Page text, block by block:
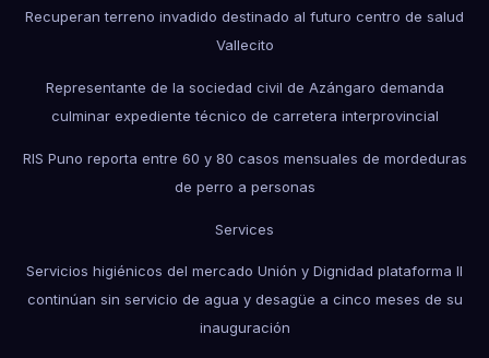
Recuperan terreno invadido destinado al futuro centro de salud
Vallecito
Representante de la sociedad civil de Azángaro demanda
culminar expediente técnico de carretera interprovincial
RIS Puno reporta entre 60 y 80 casos mensuales de mordeduras
de perro a personas
Services
Servicios higiénicos del mercado Unión y Dignidad plataforma II
continúan sin servicio de agua y desagüe a cinco meses de su
inauguración